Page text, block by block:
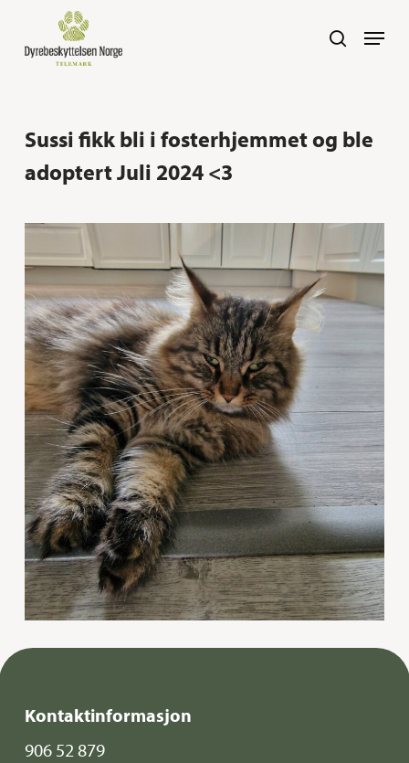
search
Sussi fikk bli i fosterhjemmet og ble
adoptert Juli 2024 <3
Kontaktinformasjon
906 52 879